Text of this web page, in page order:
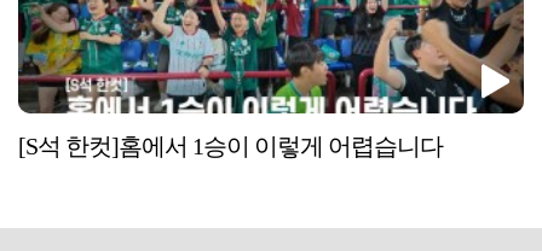
[S석 한컷]홈에서 1승이 이렇게 어렵습니다